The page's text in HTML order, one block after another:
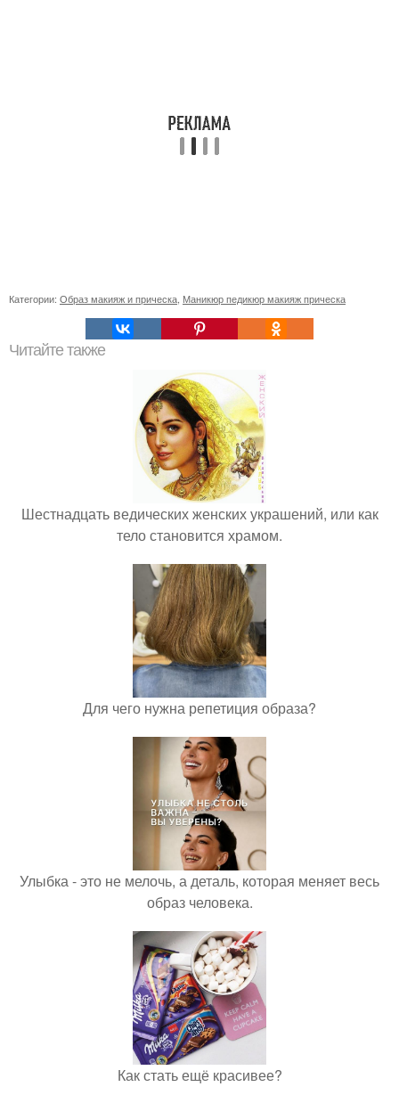
Категории: Образ макияж и прическа Маникюр педикюр макияж прическа
Читайте также
Шестнадцать ведических женских украшений, или как
тело становится храмом.
Для чего нужна репетиция образа?
Улыбка - это не мелочь, а деталь, которая меняет весь
образ человека.
Как стать ещё красивее?